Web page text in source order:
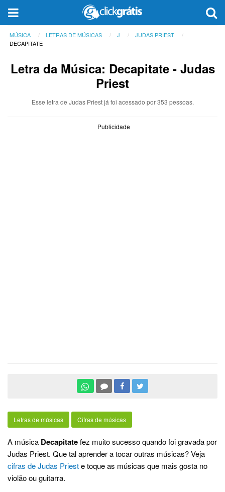
MÚSICA LETRAS DE MÚSICAS J
JUDAS PRIEST
DECAPITATE
Letra da Música: Decapitate - Judas
Priest
Esse letra de Judas Priest já foi acessado por 353 pessoas.
Publicidade
Letras de músicas Cifras de músicas
A música Decapitatefez muito sucesso quando foi gravada por
Judas Priest. Que tal aprender a tocar outras músicas? Veja
cifras de Judas Prieste toque as músicas que mais gosta no
violão ou guitarra.